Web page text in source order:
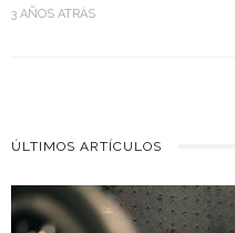
3 AÑOS ATRÁS
ÚLTIMOS ARTÍCULOS